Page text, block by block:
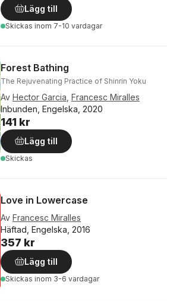
Lägg till
Skickas inom 7-10 vardagar
Forest Bathing
The Rejuvenating Practice of Shinrin Yoku
Av Hector Garcia Francesc Miralles
Inbunden, Engelska, 2020
141 kr
Lägg till
Skickas
Love in Lowercase
Av Francesc Miralles
Häftad, Engelska, 2016
357 kr
Lägg till
Skickas inom 3-6 vardagar